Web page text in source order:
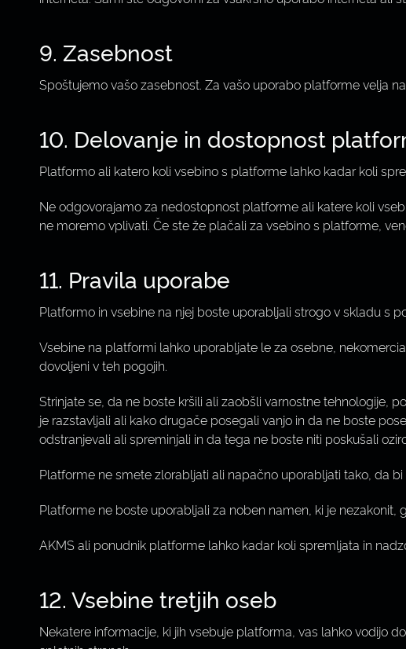
9. Zasebnost
Spoštujemo vašo zasebnost. Za vašo uporabo platforme velja
10. Delovanje in dostopnost
Platformo ali katero koli vsebino s platforme lahko kadar koli
Ne odgovorajamo za nedostopnost platforme ali katere koli
ne moremo vplivati. Če ste že plačali za vsebino s platforme,
11. Pravila uporabe
Platformo in vsebine na njej boste uporabljali strogo v skladu s
Vsebine na platformi lahko uporabljate le za osebne,
dovoljeni v teh pogojih.
Strinjate se, da ne boste kršili ali zaobšli varnostne tehnologije,
je razstavljali ali kako drugače posegali vanjo in da ne boste
odstranjevali ali spreminjali in da tega ne boste niti poskušali
Platforme ne smete zlorabljati ali napačno uporabljati tako, da
Platforme ne boste uporabljali za noben namen, ki je nezakonit,
AKMS ali ponudnik platforme lahko kadar koli spremljata in
12. Vsebine tretjih oseb
Nekatere informacije, ki jih vsebuje platforma, vas lahko vodijo